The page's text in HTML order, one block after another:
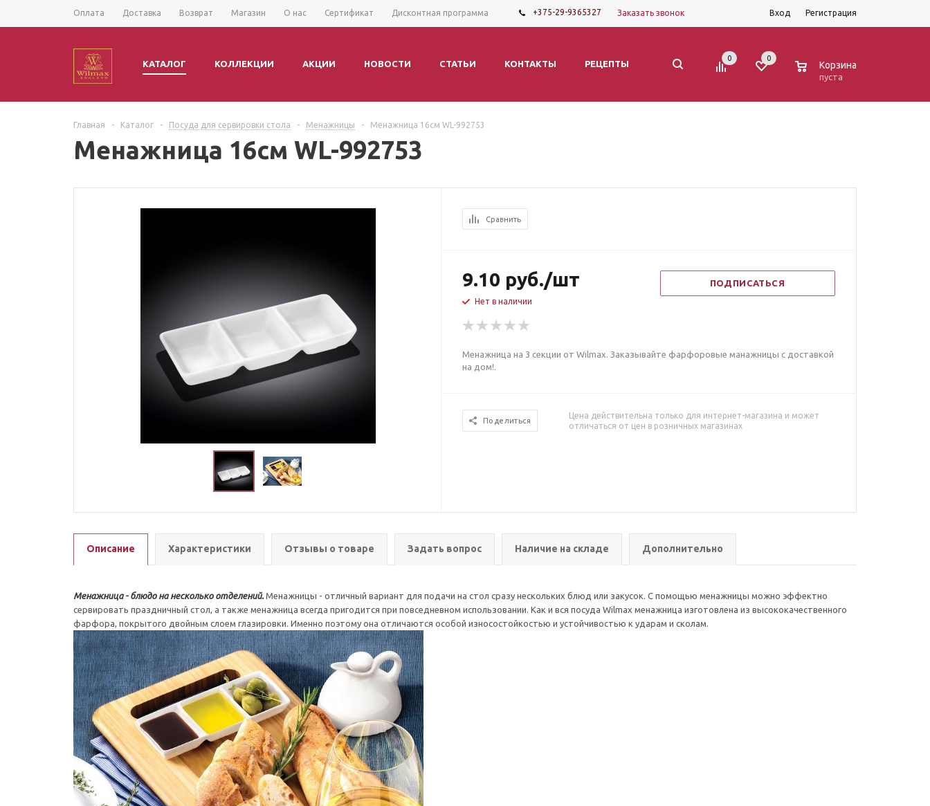
Оплата Доставка Возврат Магазин О нас Сертификат Дисконтная программа +375-29-9365327 Заказать звонок Вход Регистрация
КАТАЛОГ КОЛЛЕКЦИИ АКЦИИ НОВОСТИ СТАТЬИ КОНТАКТЫ РЕЦЕПТЫ
0 0
Корзина
пуста
Главная - Каталог - Посуда для сервировки стола - Менажницы - Менажница 16см WL-992753
Менажница 16см WL-992753
Сравнить
9.10 руб./шт
Нет в наличии
ПОДПИСАТЬСЯ
Менажница на 3 секции от Wilmax. Заказывайте фарфоровые манажницы с доставкой
на дом!.
Поделиться
Цена действительна только для интернет-магазина и может
отличаться от цен в розничных магазинах
Описание Характеристики Отзывы о товаре Задать вопрос Наличие на складе Дополнительно
Менажница - блюдо на несколько отделений. Менажницы - отличный вариант для подачи на стол сразу нескольких блюд или закусок. С помощью менажницы можно эффектно
сервировать праздничный стол, а также менажница всегда пригодится при повседневном использовании. Как и вся посуда Wilmax менажница изготовлена из высококачественного
фарфора, покрытого двойным слоем глазировки. Именно поэтому она отличаются особой износостойкостью и устойчивостью к ударам и сколам.